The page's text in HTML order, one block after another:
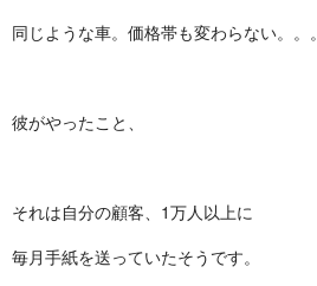
同じような車。価格帯も変わらない。。。
彼がやったこと、
それは自分の顧客、1万人以上に
毎月手紙を送っていたそうです。